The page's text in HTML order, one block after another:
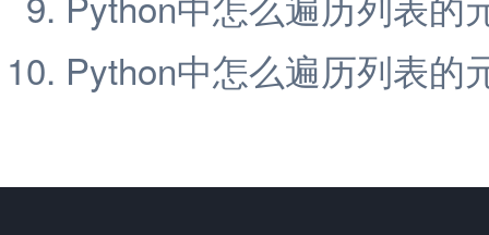
Python中怎么遍历列表的